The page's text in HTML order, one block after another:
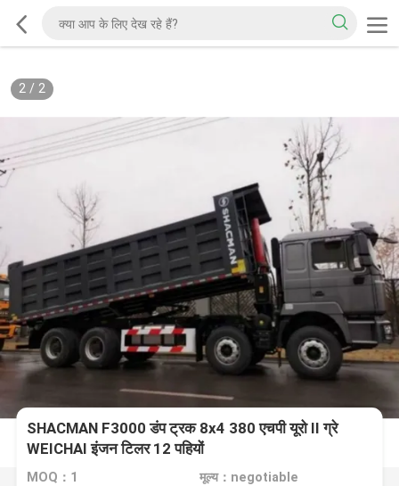
2/ 2
SHACMAN F3000 डंप ट्रक 8x4 380 एचपी यूरो II ग्रे
WEICHAI इंजन टिलर 12 पहियों
MOQ：1 मूल्य：negotiable